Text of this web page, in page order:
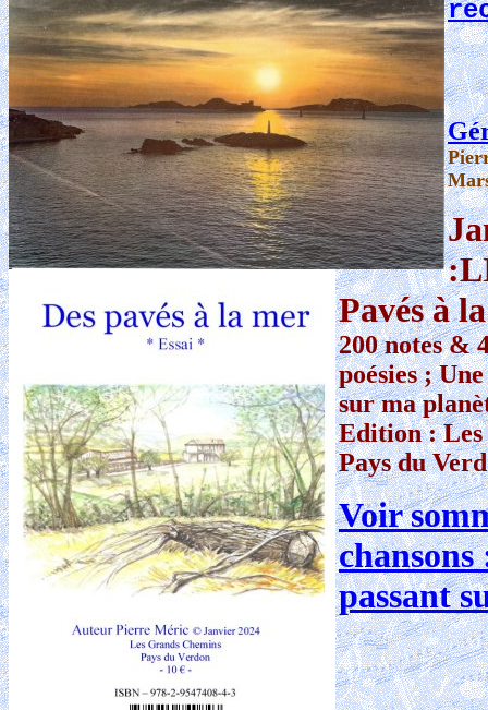
Pavés à
200 notes &
poésies ;
sur ma
Edition : Les
Pays du
Voir
chansons
passant